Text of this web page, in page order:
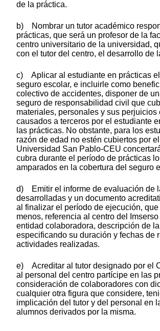
de la práctica.
b) Nombrar un tutor académico
prácticas, que será un profesor de la
centro universitario de la universidad,
con el tutor del centro, el desarrollo de
c) Aplicar al estudiante en prácticas
seguro escolar, e incluirle como
colectivo de accidentes, disponer de
seguro de responsabilidad civil que
materiales, personales y sus
causados a terceros por el estudiante
las prácticas. No obstante, para los
razón de edad no estén cubiertos por
Universidad San Pablo-CEU
cubra durante el período de prácticas
amparados en la cobertura del seguro
d) Emitir el informe de evaluación de
desarrolladas y un documento
al finalizar el período de ejecución, que
menos, referencia al centro del
entidad colaboradora, descripción de
especificando su duración y fechas de
actividades realizadas.
e) Acreditar al tutor designado por el
al personal del centro partícipe en las
consideración de colaboradores con
cualquier otra figura que considere,
implicación del tutor y del personal en
alumnos derivados por la misma.